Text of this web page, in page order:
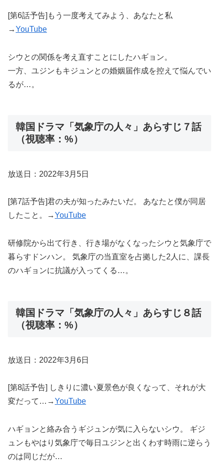
[第6話予告]もう一度考えてみよう、あなたと私
→YouTube
シウとの関係を考え直すことにしたハギョン。
一方、ユジンもキジュンとの婚姻届作成を控えて悩んでい
るが…。
韓国ドラマ「気象庁の人々」あらすじ７話
（視聴率：%）
放送日：2022年3月5日
[第7話予告]君の夫が知ったみたいだ。 あなたと僕が同居
したこと。→YouTube
研修院から出て行き、行き場がなくなったシウと気象庁で
暮らすドンハン。 気象庁の当直室を占拠した2人に、課長
のハギョンに抗議が入ってくる…。
韓国ドラマ「気象庁の人々」あらすじ８話
（視聴率：%）
放送日：2022年3月6日
[第8話予告] しきりに濃い夏景色が良くなって、それが大
変だって…→YouTube
ハギョンと絡み合うギジュンが気に入らないシウ。 ギジ
ュンもやはり気象庁で毎日ユジンと出くわす時雨に逆らう
のは同じだが…